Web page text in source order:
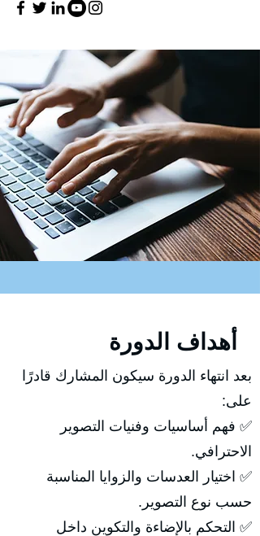
بعد انتهاء الدورة سيكون المشارك قادرًا
على:
✅ فهم أساسيات وفنيات التصوير
الاحترافي.
✅ اختيار العدسات والزوايا المناسبة
حسب نوع التصوير.
✅ التحكم بالإضاءة والتكوين داخل